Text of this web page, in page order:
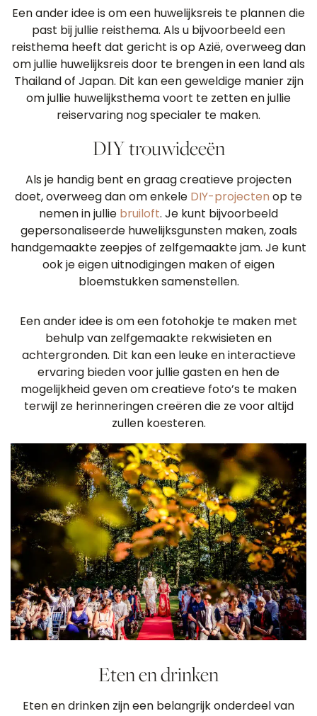
Een ander idee is om een ​​huwelijksreis te plannen die
past bij jullie reisthema. Als u bijvoorbeeld een
reisthema heeft dat gericht is op Azië, overweeg dan
om jullie huwelijksreis door te brengen in een land als
Thailand of Japan. Dit kan een geweldige manier zijn
om jullie huwelijksthema voort te zetten en jullie
reiservaring nog specialer te maken.
DIY trouwideeën
Als je handig bent en graag creatieve projecten
doet, overweeg dan om enkele DIY-projecten op te
nemen in jullie bruiloft. Je kunt bijvoorbeeld
gepersonaliseerde huwelijksgunsten maken, zoals
handgemaakte zeepjes of zelfgemaakte jam. Je kunt
ook je eigen uitnodigingen maken of eigen
bloemstukken samenstellen.
Een ander idee is om een ​​fotohokje te maken met
behulp van zelfgemaakte rekwisieten en
achtergronden. Dit kan een leuke en interactieve
ervaring bieden voor jullie gasten en hen de
mogelijkheid geven om creatieve foto’s te maken
terwijl ze herinneringen creëren die ze voor altijd
zullen koesteren.
Eten en drinken
Eten en drinken zijn een belangrijk onderdeel van